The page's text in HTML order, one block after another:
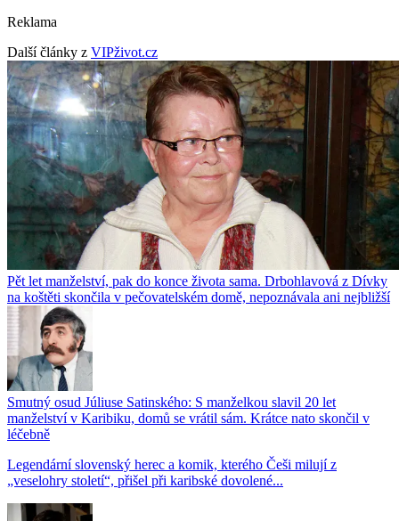
Reklama
Další články z VIPživot.cz
Pět let manželství, pak do konce života sama. Drbohlavová z Dívky
na koštěti skončila v pečovatelském domě, nepoznávala ani nejbližší
Smutný osud Júliuse Satinského: S manželkou slavil 20 let
manželství v Karibiku, domů se vrátil sám. Krátce nato skončil v
léčebně
Legendární slovenský herec a komik, kterého Češi milují z
„veselohry století“, přišel při karibské dovolené...